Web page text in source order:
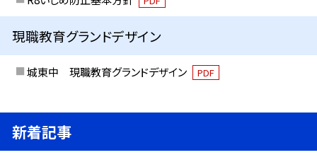
現職教育グランドデザイン
城東中 現職教育グランドデザイン PDF
新着記事